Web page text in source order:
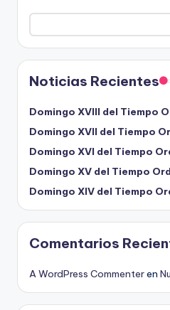
Noticias Recientes
Domingo XVIII del Tiempo
Domingo XVII del Tiempo
Domingo XVI del Tiempo
Domingo XV del Tiempo
Domingo XIV del Tiempo
Comentarios
A WordPress Commenteren